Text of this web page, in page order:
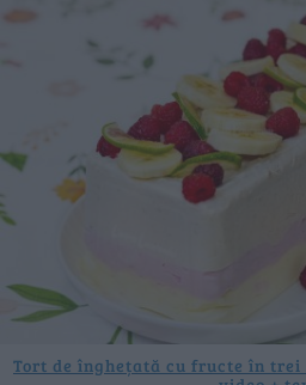
Tort de înghețată cu fructe în